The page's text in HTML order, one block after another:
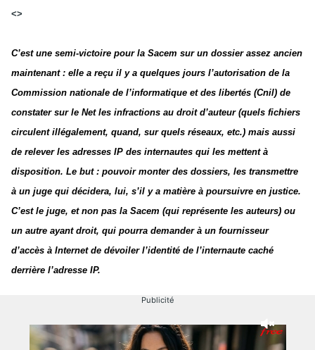
<>
C’est une semi-victoire pour la Sacem sur un dossier assez ancien
maintenant : elle a reçu il y a quelques jours l’autorisation de la
Commission nationale de l’informatique et des libertés (Cnil) de
constater sur le Net les infractions au droit d’auteur (quels fichiers
circulent illégalement, quand, sur quels réseaux, etc.) mais aussi
de relever les adresses IP des internautes qui les mettent à
disposition. Le but : pouvoir monter des dossiers, les transmettre
à un juge qui décidera, lui, s’il y a matière à poursuivre en justice.
C’est le juge, et non pas la Sacem (qui représente les auteurs) ou
un autre ayant droit, qui pourra demander à un fournisseur
d’accès à Internet de dévoiler l’identité de l’internaute caché
derrière l’adresse IP.
Publicité